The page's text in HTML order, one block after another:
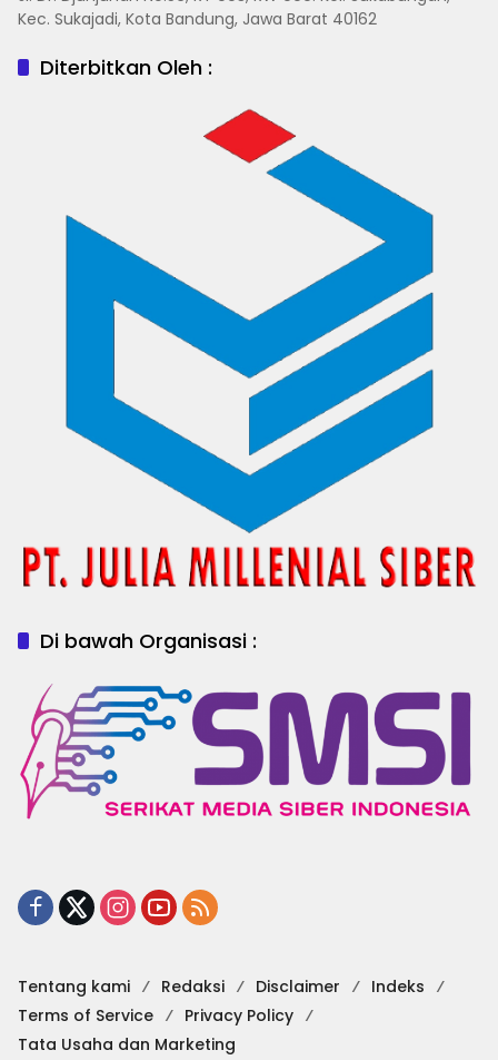
Kec. Sukajadi, Kota Bandung, Jawa Barat 40162
Diterbitkan Oleh :
Di bawah Organisasi :
Tentang kami Redaksi Disclaimer
Indeks
Terms of Service
Privacy Policy
Tata Usaha dan Marketing